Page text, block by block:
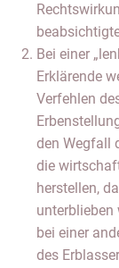
Bei einer
Erklärende
Verfehlen
den Wegfall
die
herstellen,
bei einer
des